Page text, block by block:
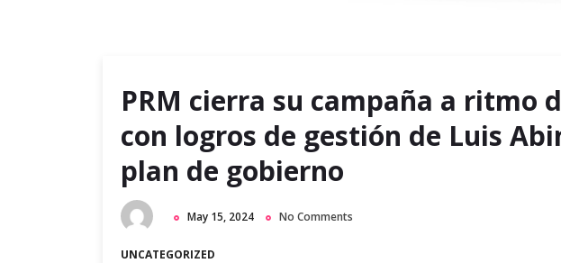
n
u
PRM cierra su campaña a ritmo
con logros de gestión de Luis
plan de gobierno
May 15, 2024 No Comments
UNCATEGORIZED